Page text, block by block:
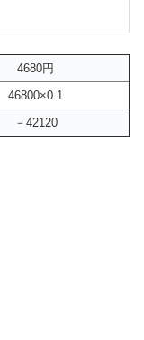
4680円
46800×0.1
－42120